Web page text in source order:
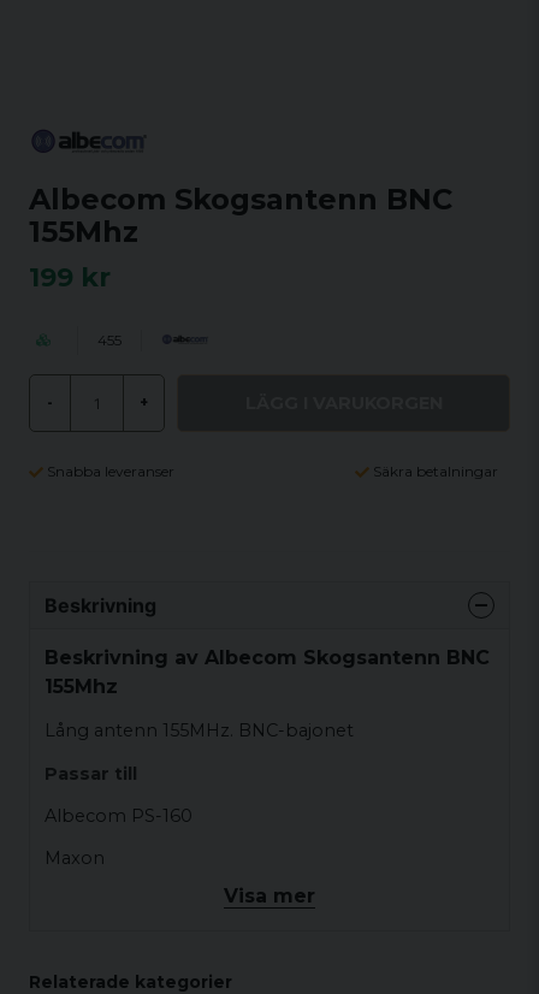
Albecom Skogsantenn BNC
155Mhz
199 kr
455
- +
Snabba leveranser Säkra betalningar
Beskrivning
Beskrivning av Albecom Skogsantenn BNC
155Mhz
Lång antenn 155MHz. BNC-bajonet
Passar till
Albecom PS-160
Maxon
Visa mer
Relaterade kategorier